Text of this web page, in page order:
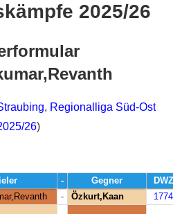
2025/26
, Regionalliga Süd-Ost
26)
- Gegner
DWZ
- Özkurt,Kaan 1774